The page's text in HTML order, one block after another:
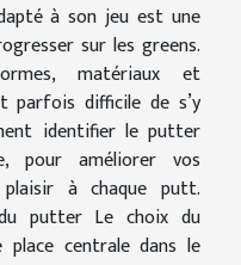
à son jeu est une
sur les greens.
matériaux et
parfois difficile de s’y
identifier le putter
pour améliorer vos
à chaque putt.
du putter Le choix du
centrale dans le